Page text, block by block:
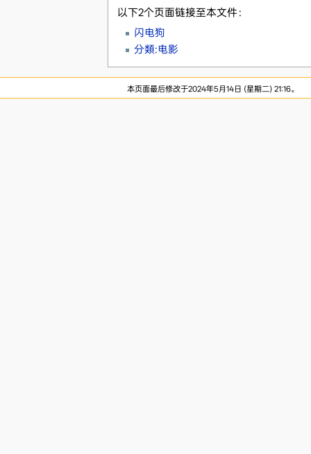
以下2个页面链接至本文件：
闪电狗
分類:电影
本页面最后修改于2024年5月14日 (星期二) 21:16。